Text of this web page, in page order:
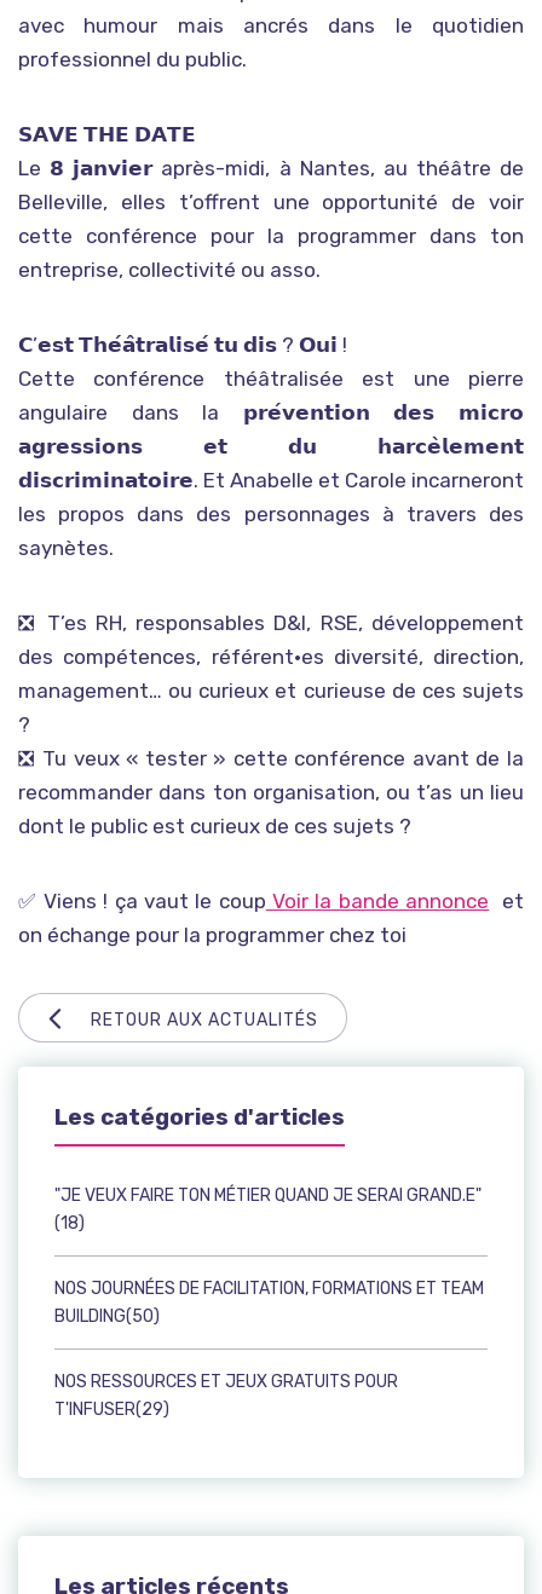
RETOUR AUX ACTUALITÉS
Les catégories d'articles
"JE VEUX FAIRE TON MÉTIER QUAND JE SERAI GRAND.E"
(18)
NOS JOURNÉES DE FACILITATION, FORMATIONS ET TEAM
BUILDING(50)
NOS RESSOURCES ET JEUX GRATUITS POUR
T'INFUSER(29)
Les articles récents
avec humour mais ancrés dans le quotidien
professionnel du public.
𝗦𝗔𝗩𝗘 𝗧𝗛𝗘 𝗗𝗔𝗧𝗘
Le 𝟴 𝗷𝗮𝗻𝘃𝗶𝗲𝗿 après-midi, à Nantes, au théâtre de
Belleville, elles t’offrent une opportunité de voir
cette conférence pour la programmer dans ton
entreprise, collectivité ou asso.
𝗖’𝗲𝘀𝘁 𝗧𝗵𝗲́𝗮̂𝘁𝗿𝗮𝗹𝗶𝘀𝗲́ 𝘁𝘂 𝗱𝗶𝘀 ? 𝗢𝘂𝗶 !
Cette conférence théâtralisée est une pierre
angulaire dans la 𝗽𝗿𝗲́𝘃𝗲𝗻𝘁𝗶𝗼𝗻 𝗱𝗲𝘀 𝗺𝗶𝗰𝗿𝗼
𝗮𝗴𝗿𝗲𝘀𝘀𝗶𝗼𝗻𝘀 𝗲𝘁 𝗱𝘂 𝗵𝗮𝗿𝗰𝗲̀𝗹𝗲𝗺𝗲𝗻𝘁
𝗱𝗶𝘀𝗰𝗿𝗶𝗺𝗶𝗻𝗮𝘁𝗼𝗶𝗿𝗲. Et Anabelle et Carole incarneront
les propos dans des personnages à travers des
saynètes.
❎️ T’es RH, responsables D&I, RSE, développement
des compétences, référent·es diversité, direction,
management… ou curieux et curieuse de ces sujets
?
❎️ Tu veux « tester » cette conférence avant de la
recommander dans ton organisation, ou t’as un lieu
dont le public est curieux de ces sujets ?
✅️ Viens ! ça vaut le coup Voir la bande annonce et
on échange pour la programmer chez toi